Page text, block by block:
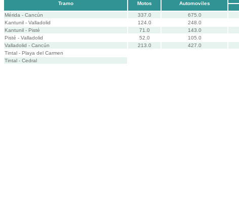
Tramo Motos Automoviles
Mérida - Cancún
337.0 675.0
Kantunil - Valladolid
124.0 248.0
Kantunil - Pisté
71.0 143.0
Pisté - Valladolid
52.0 105.0
Valladolid - Cancún
213.0 427.0
Tintal - Playa del Carmen
Tintal - Cedral